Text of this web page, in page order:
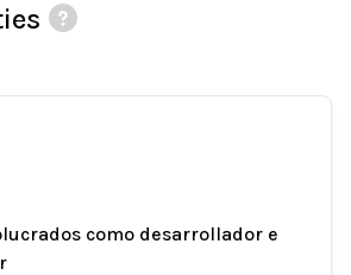
como desarrollador e